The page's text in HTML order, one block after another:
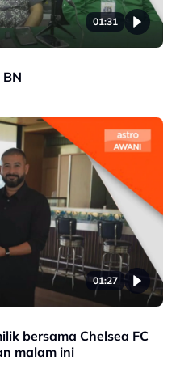
01:31
01:27
bersama Chelsea FC
malam ini